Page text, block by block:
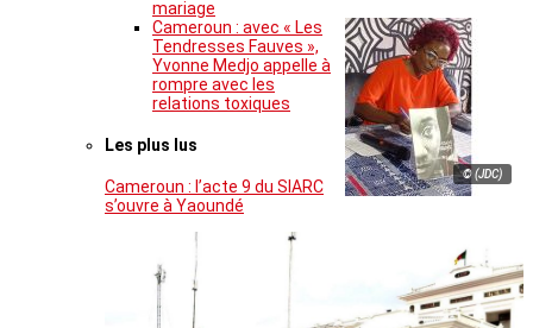
mariage
© (JDC)
Cameroun : avec « Les
Tendresses Fauves »,
Yvonne Medjo appelle à
rompre avec les
relations toxiques
Les plus lus
Cameroun : l’acte 9 du SIARC
s’ouvre à Yaoundé